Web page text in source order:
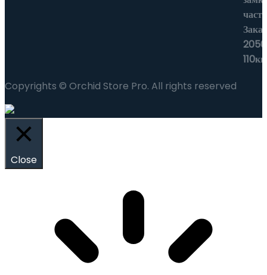
Copyrights © Orchid Store Pro. All rights reserved
Close